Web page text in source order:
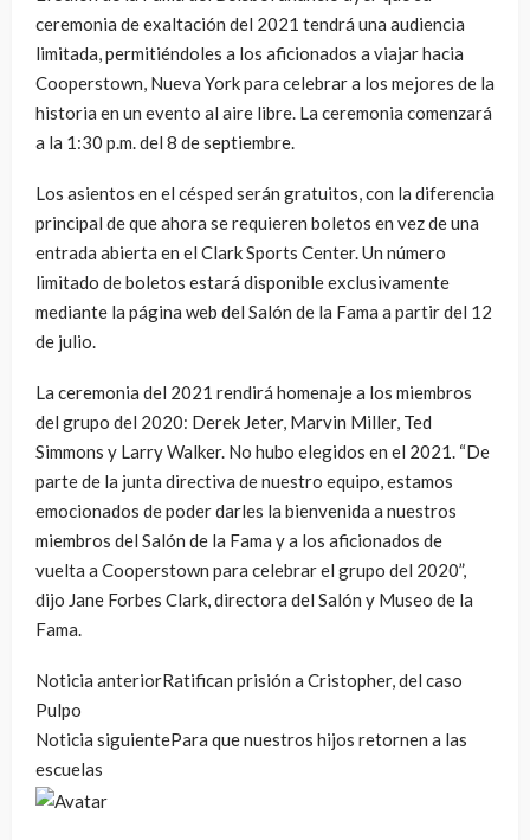
ceremonia de exaltación del 2021 tendrá una audiencia
limitada, permitiéndoles a los aficionados a viajar hacia
Cooperstown, Nueva York para celebrar a los mejores de la
historia en un evento al aire libre. La ceremonia comenzará
a la 1:30 p.m. del 8 de septiembre.
Los asientos en el césped serán gratuitos, con la diferencia
principal de que ahora se requieren boletos en vez de una
entrada abierta en el Clark Sports Center. Un número
limitado de boletos estará disponible exclusivamente
mediante la página web del Salón de la Fama a partir del 12
de julio.
La ceremonia del 2021 rendirá homenaje a los miembros
del grupo del 2020: Derek Jeter, Marvin Miller, Ted
Simmons y Larry Walker. No hubo elegidos en el 2021. “De
parte de la junta directiva de nuestro equipo, estamos
emocionados de poder darles la bienvenida a nuestros
miembros del Salón de la Fama y a los aficionados de
vuelta a Cooperstown para celebrar el grupo del 2020”,
dijo Jane Forbes Clark, directora del Salón y Museo de la
Fama.
Noticia anteriorRatifican prisión a Cristopher, del caso
Pulpo
Noticia siguientePara que nuestros hijos retornen a las
escuelas